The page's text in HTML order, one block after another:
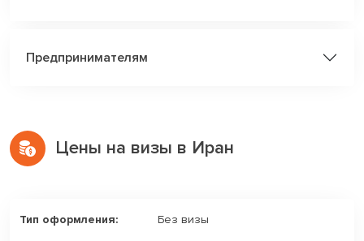
Предпринимателям
Цены на визы в Иран
Без визы